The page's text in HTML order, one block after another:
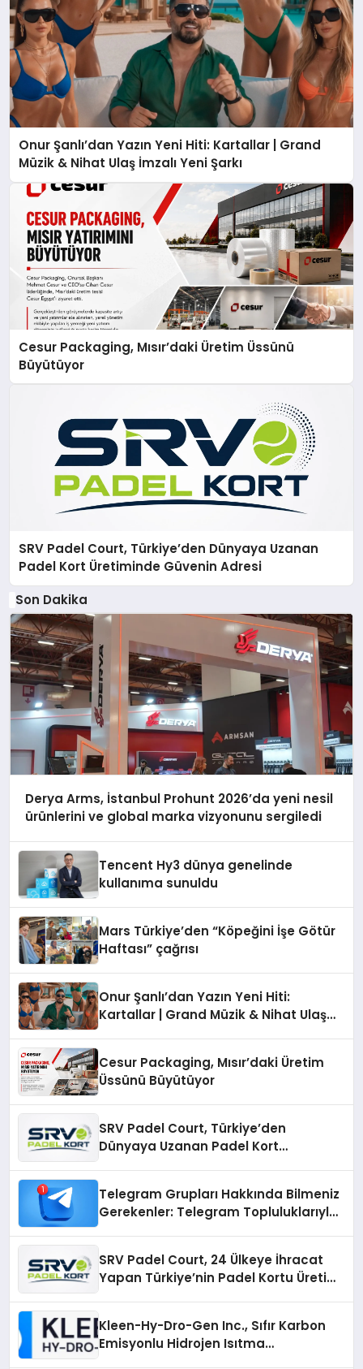
Onur Şanlı’dan Yazın Yeni Hiti: Kartallar | Grand
Müzik & Nihat Ulaş İmzalı Yeni Şarkı
Cesur Packaging, Mısır’daki Üretim Üssünü
Büyütüyor
SRV Padel Court, Türkiye’den Dünyaya Uzanan
Padel Kort Üretiminde Güvenin Adresi
Son Dakika
Derya Arms, İstanbul Prohunt 2026’da yeni nesil
ürünlerini ve global marka vizyonunu sergiledi
Tencent Hy3 dünya genelinde
kullanıma sunuldu
Mars Türkiye’den “Köpeğini İşe Götür
Haftası” çağrısı
Onur Şanlı’dan Yazın Yeni Hiti:
Kartallar | Grand Müzik & Nihat Ulaş
Cesur Packaging, Mısır’daki Üretim
Üssünü Büyütüyor
SRV Padel Court, Türkiye’den
Dünyaya Uzanan Padel Kort
Telegram Grupları Hakkında Bilmeniz
Gerekenler: Telegram Topluluklarıyla
SRV Padel Court, 24 Ülkeye İhracat
Yapan Türkiye’nin Padel Kortu Üretim
Kleen-Hy-Dro-Gen Inc., Sıfır Karbon
Emisyonlu Hidrojen Isıtma